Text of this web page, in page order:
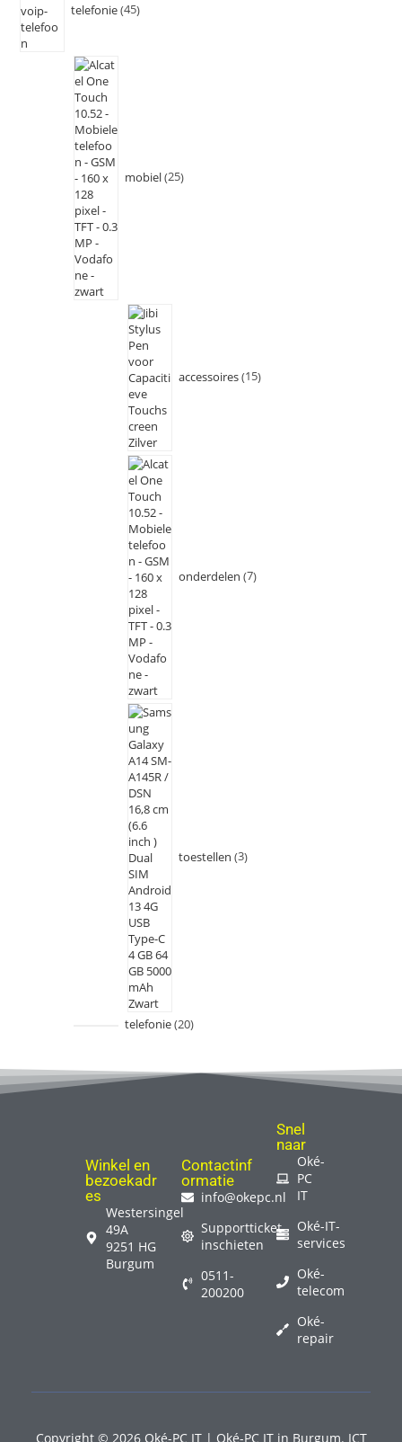
telefonie 45
mobiel 25
accessoires 15
onderdelen 7
toestellen 3
telefonie 20
Winkel en
bezoekadr
es
Westersingel
49A
9251 HG
Burgum
Contactinf
ormatie
info@okepc.nl
Supportticket
inschieten
0511-
200200
Snel
naar
Oké-
PC
IT
Oké-IT-
services
Oké-
telecom
Oké-
repair
Copyright © 2026 Oké-PC IT | Oké-PC IT in Burgum. ICT